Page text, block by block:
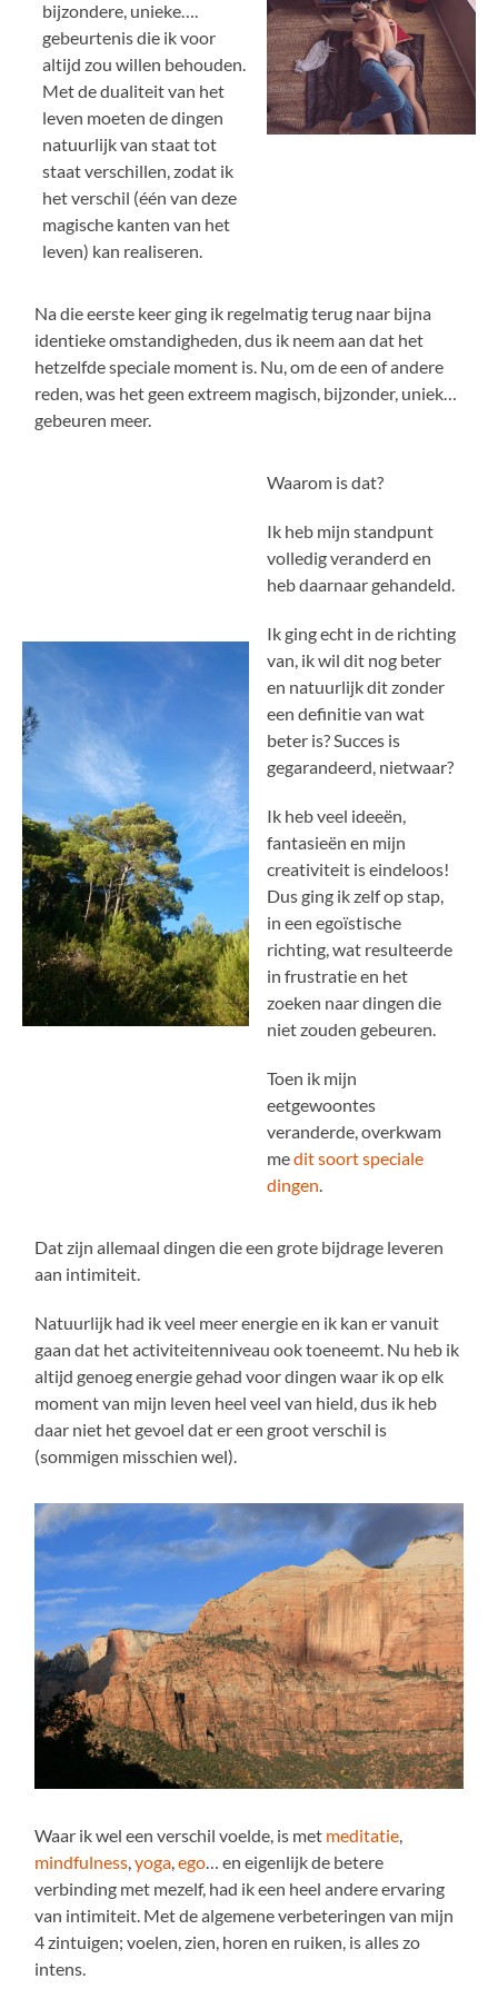
bijzondere, unieke….
gebeurtenis die ik voor
altijd zou willen behouden.
Met de dualiteit van het
leven moeten de dingen
natuurlijk van staat tot
staat verschillen, zodat ik
het verschil (één van deze
magische kanten van het
leven) kan realiseren.
Na die eerste keer ging ik regelmatig terug naar bijna
identieke omstandigheden, dus ik neem aan dat het
hetzelfde speciale moment is. Nu, om de een of andere
reden, was het geen extreem magisch, bijzonder, uniek…
gebeuren meer.
Waarom is dat?
Ik heb mijn standpunt
volledig veranderd en
heb daarnaar gehandeld.
Ik ging echt in de richting
van, ik wil dit nog beter
en natuurlijk dit zonder
een definitie van wat
beter is? Succes is
gegarandeerd, nietwaar?
Ik heb veel ideeën,
fantasieën en mijn
creativiteit is eindeloos!
Dus ging ik zelf op stap,
in een egoïstische
richting, wat resulteerde
in frustratie en het
zoeken naar dingen die
niet zouden gebeuren.
Toen ik mijn
eetgewoontes
veranderde, overkwam
medit soort speciale
dingen.
Dat zijn allemaal dingen die een grote bijdrage leveren
aan intimiteit.
Natuurlijk had ik veel meer energie en ik kan er vanuit
gaan dat het activiteitenniveau ook toeneemt. Nu heb ik
altijd genoeg energie gehad voor dingen waar ik op elk
moment van mijn leven heel veel van hield, dus ik heb
daar niet het gevoel dat er een groot verschil is
(sommigen misschien wel).
Waar ik wel een verschil voelde, is met meditatie,
mindfulness,yoga,ego… en eigenlijk de betere
verbinding met mezelf, had ik een heel andere ervaring
van intimiteit. Met de algemene verbeteringen van mijn
4 zintuigen; voelen, zien, horen en ruiken, is alles zo
intens.